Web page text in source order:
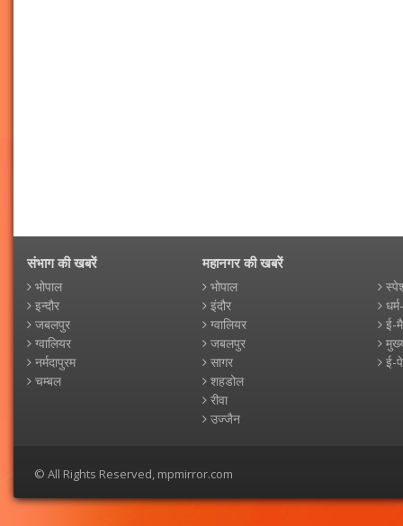
संभाग की खबरें
भोपाल
इन्दौर
जबलपुर
ग्वालियर
नर्मदापुरम
चम्बल
महानगर की खबरें
भोपाल
इंदौर
ग्वालियर
जबलपुर
सागर
शहडोल
रीवा
उज्जैन
ई-
ई-
© All Rights Reserved, mpmirror.com